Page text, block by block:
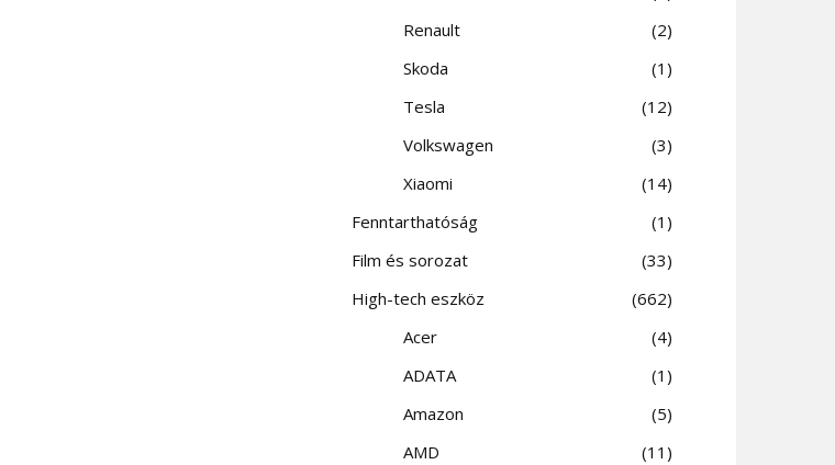
Renault
2
Skoda
1
Tesla
12
Volkswagen
3
Xiaomi
14
Fenntarthatóság
1
Film és sorozat
33
High-tech eszköz
662
Acer
4
ADATA
1
Amazon
5
AMD
11